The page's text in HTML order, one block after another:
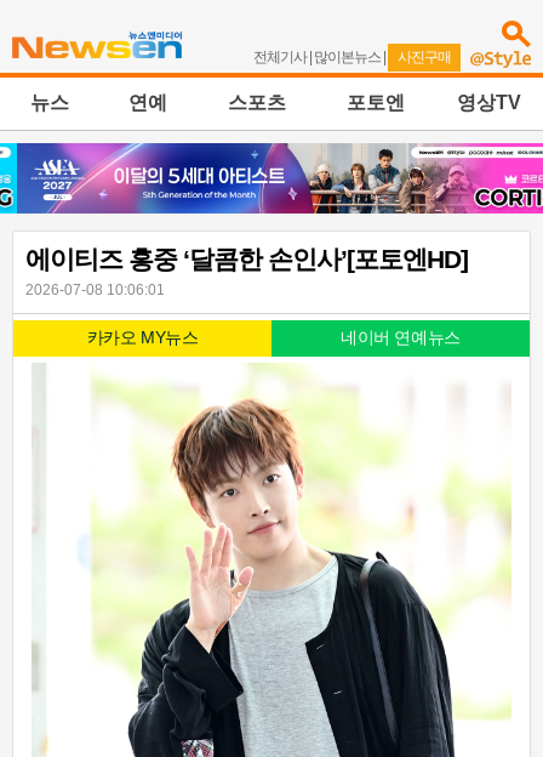
전체기사| 많이본뉴스 | 사진구매
뉴스 연예 스포츠 포토엔 영상TV
에이티즈 홍중 ‘달콤한 손인사’[포토엔HD]
2026-07-08 10:06:01
카카오 MY뉴스 네이버 연예뉴스